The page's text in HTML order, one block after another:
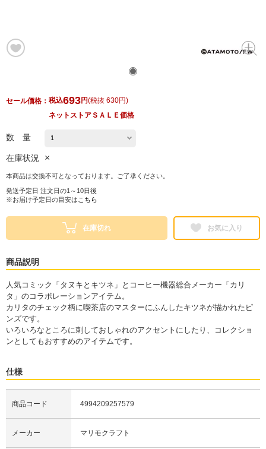
セール価格： 税込693円(税抜 630円)
ネットストアＳＡＬＥ価格
数 量
在庫状況 ×
本商品は交換不可となっております。ご了承ください。
発送予定日 注文日の1～10日後
※お届け予定日の目安は こちら
在庫切れ お気に入り
商品説明
人気コミック「タヌキとキツネ」とコーヒー機器総合メーカー「カリ
タ」のコラボレーションアイテム。
カリタのチェック柄に喫茶店のマスターにふんしたキツネが描かれたピ
ンズです。
いろいろなところに刺しておしゃれのアクセントにしたり、コレクショ
ンとしてもおすすめのアイテムです。
仕様
商品コード 4994209257579
メーカー マリモクラフト